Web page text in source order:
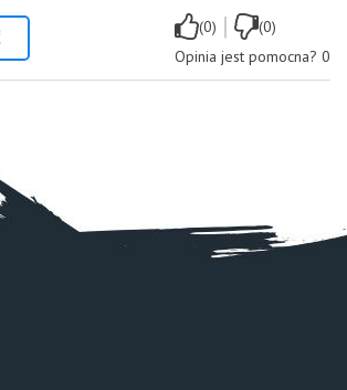
(0) |
(0)
Opinia jest pomocna? 0